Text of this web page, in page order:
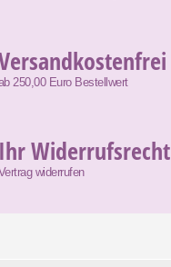
250,00 Euro Bestellwert
Ihr Widerrufsrecht
widerrufen